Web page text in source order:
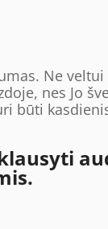
Ne veltui
nes Jo
būti